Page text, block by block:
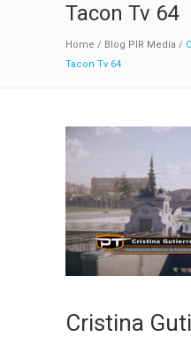
Tacon Tv 64
Home / Blog PIR Media /
Tacon Tv 64
Cristina